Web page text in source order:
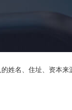
姓名、住址、资本来